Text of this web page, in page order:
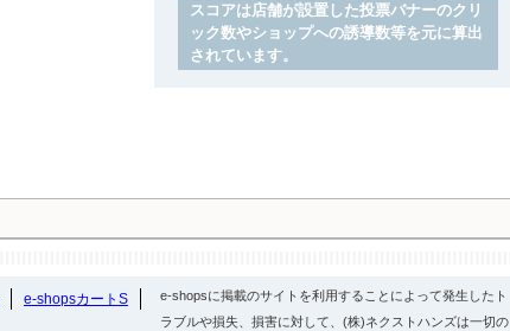
スコアは店舗が設置した投票バナーのクリ
ック数やショップへの誘導数等を元に算出
されています。
e-shopsカートS
e-shopsに掲載のサイトを利用することによって発生したト
ラブルや損失、損害に対して、(株)ネクストハンズは一切の